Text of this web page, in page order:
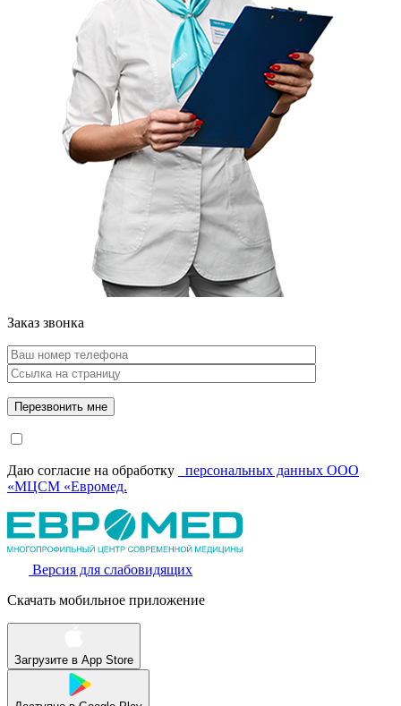
Заказ звонка
Даю согласие на обработку
персональных данных ООО
«МЦСМ «Евромед.
Версия для слабовидящих
Скачать мобильное приложение
Загрузите в App Store